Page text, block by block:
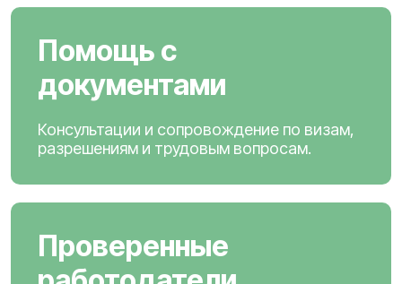
Помощь с
документами
Консультации и сопровождение по визам,
разрешениям и трудовым вопросам.
Проверенные